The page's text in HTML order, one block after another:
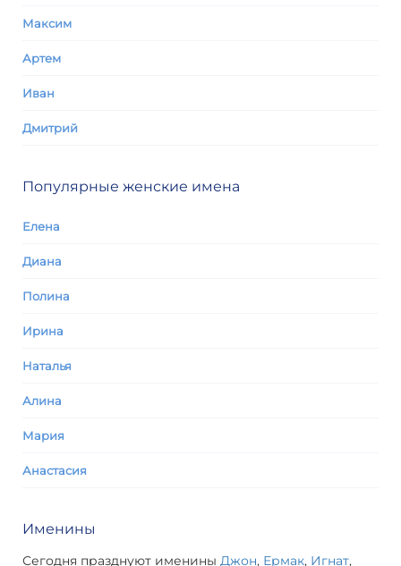
Максим
Артем
Иван
Дмитрий
Популярные женские имена
Елена
Диана
Полина
Ирина
Наталья
Алина
Мария
Анастасия
Именины
Сегодня празднуют именины Джон, Ермак, Игнат,